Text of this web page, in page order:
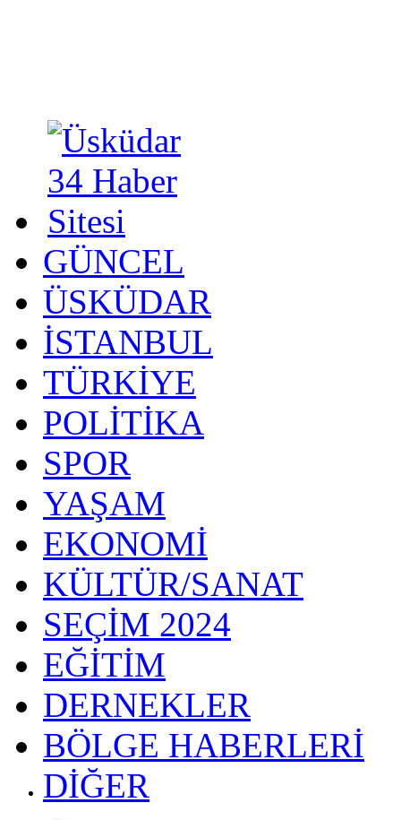
GÜNCEL
ÜSKÜDAR
İSTANBUL
TÜRKİYE
POLİTİKA
SPOR
YAŞAM
EKONOMİ
KÜLTÜR/SANAT
SEÇİM 2024
EĞİTİM
DERNEKLER
BÖLGE HABERLERİ
DİĞER